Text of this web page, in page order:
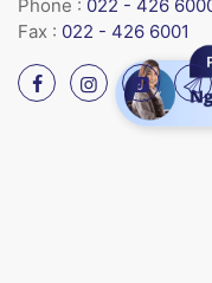
Phone : 022 - 426
Fax : 022 - 426 6001